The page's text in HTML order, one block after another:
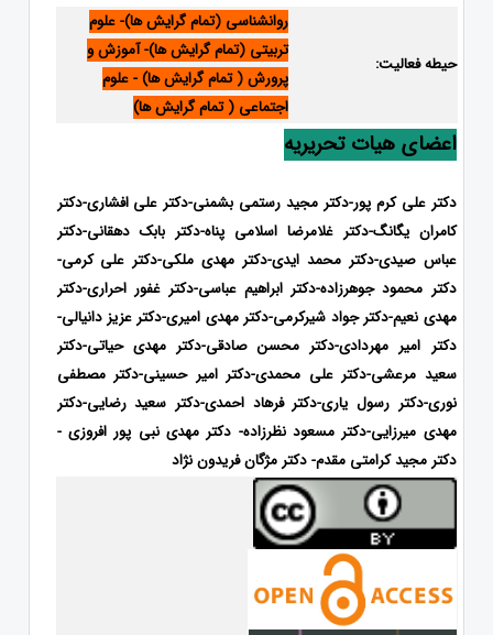
حیطه فعالیت:
روانشناسی (تمام گرایش ها)- علوم
تربیتی (تمام گرایش ها)- آموزش و
پرورش ( تمام گرایش ها) - علوم
اجتماعی ( تمام گرایش ها)
اعضای هیات تحریریه
دکتر علی کرم پور-دکتر مجید رستمی بشمنی-دکتر علی افشاری-دکتر
کامران یگانگ-دکتر غلامرضا اسلامی پناه-دکتر بابک دهقانی-دکتر
عباس صیدی-دکتر محمد ایدی-دکتر مهدی ملکی-دکتر علی کرمی-
دکتر محمود جوهرزاده-دکتر ابراهیم عباسی-دکتر غفور احراری-دکتر
مهدی نعیم-دکتر جواد شیرکرمی-دکتر مهدی امیری-دکتر عزیز دانیالی-
دکتر امیر مهردادی-دکتر محسن صادقی-دکتر مهدی حیاتی-دکتر
سعید مرعشی-دکتر علی محمدی-دکتر امیر حسینی-دکتر مصطفی
نوری-دکتر رسول یاری-دکتر فرهاد احمدی-دکتر سعید رضایی-دکتر
مهدی میرزایی-دکتر مسعود نظرزاده- دکتر مهدی نبی پور افروزی -
دکتر مجید کرامتی مقدم- دکتر مژگان فریدون نژاد